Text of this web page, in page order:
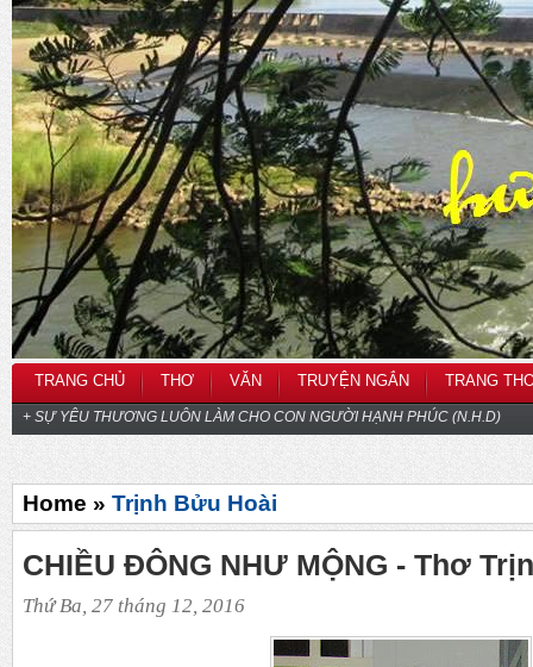
TRANG CHỦ THƠ VĂN TRUYỆN NGẮN TRANG
+ SỰ YÊU THƯƠNG LUÔN LÀM CHO CON NGƯỜI HẠNH PHÚC (N.H.D)
Home » Trịnh Bửu Hoài
CHIỀU ĐÔNG NHƯ MỘNG - Thơ
Thứ Ba, 27 tháng 12, 2016